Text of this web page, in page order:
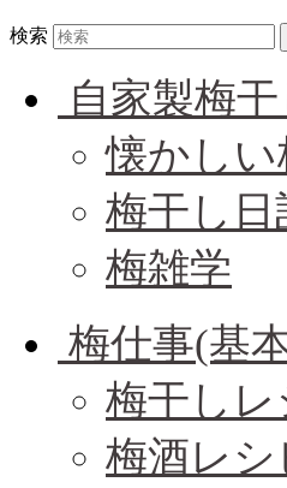
検索
自家製梅
懐かし
梅干し日
梅雑学
梅仕事(基
梅干しレ
梅酒レシ